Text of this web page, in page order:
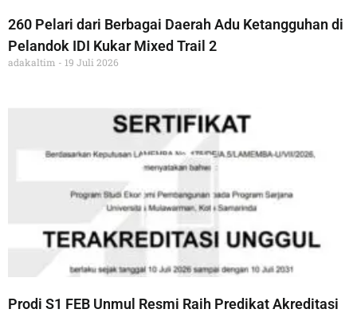
260 Pelari dari Berbagai Daerah Adu Ketangguhan di
Pelandok IDI Kukar Mixed Trail 2
adakaltim 19 Juli 2026
Prodi S1 FEB Unmul Resmi Raih Predikat Akreditasi